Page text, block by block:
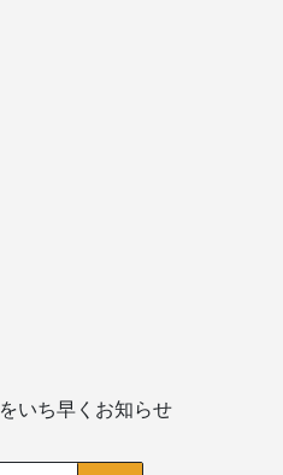
をいち早くお知らせ